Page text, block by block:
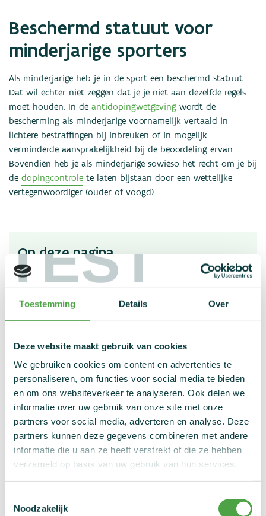
TEST
Toestemming Details Over
Deze website maakt gebruik van cookies
We gebruiken cookies om content en advertenties te
personaliseren, om functies voor social media te bieden
en om ons websiteverkeer te analyseren. Ook delen we
informatie over uw gebruik van onze site met onze
partners voor social media, adverteren en analyse. Deze
partners kunnen deze gegevens combineren met andere
informatie die u aan ze heeft verstrekt of die ze hebben
verzameld op basis van uw gebruik van hun services.
Noodzakelijk
Statistieken
Links
Beschermd statuut voor
minderjarige sporters
Als minderjarige heb je in de sport een beschermd statuut.
Dat wil echter niet zeggen dat je je niet aan dezelfde regels
moet houden. In de antidopingwetgeving wordt de
bescherming als minderjarige voornamelijk vertaald in
lichtere bestraffingen bij inbreuken of in mogelijk
verminderde aansprakelijkheid bij de beoordeling ervan.
Bovendien heb je als minderjarige sowieso het recht om je bij
de dopingcontrole te laten bijstaan door een wettelijke
vertegenwoordiger (ouder of voogd).
Op deze pagina
Wanneer ben je beschermd?
Wat zijn je rechten tijdens een controle?
Moet je als minderjarige sporter een TTN
(Toestemming wegens Therapeutische
Noodzaak) aanvragen?
Wanneer ben je beschermd?
Je bent als minderjarige een beschermd persoon als je...
... jonger bent dan 16 jaar.
geregistreerde doelgroep (RTP). Je hebt ook nog nooit